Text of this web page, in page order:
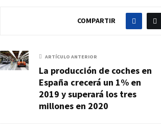
COMPARTIR
ARTÍCULO ANTERIOR
La producción de coches en
España crecerá un 1% en
2019 y superará los tres
millones en 2020